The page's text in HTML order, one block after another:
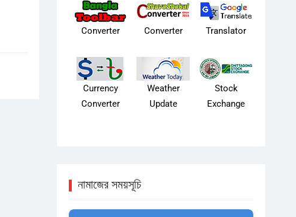
Converter Converter Translator
Currency
Converter
Weather
Update
Stock
Exchange
নামাজের সময়সূচি